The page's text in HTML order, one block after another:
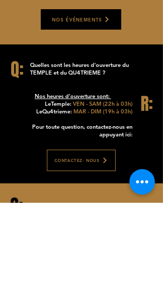
NOS ÉVÉNEMENTS
Q:
Quelles sont les heures d'ouverture du
TEMPLE et du QU4TRIEME ?
Nos heures d'ouverture sont:
LeTemple: VEN - SAM (22h à 03h)
LeQu4trieme: MAR - DIM (19h à 03h)
Pour toute question, contactez-nous en
appuyant ici:
R:
CONTACTEZ- NOUS
Q: